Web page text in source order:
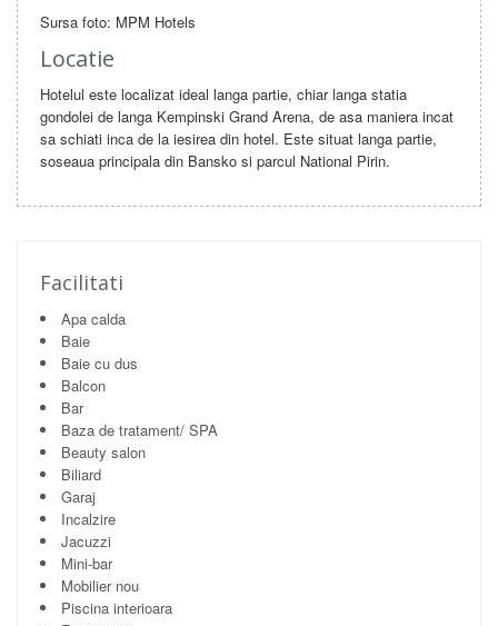
Sursa foto: MPM Hotels
Locatie
Hotelul este localizat ideal langa partie, chiar langa statia
gondolei de langa Kempinski Grand Arena, de asa maniera incat
sa schiati inca de la iesirea din hotel. Este situat langa partie,
soseaua principala din Bansko si parcul National Pirin.
Facilitati
Apa calda
Baie
Baie cu dus
Balcon
Bar
Baza de tratament/ SPA
Beauty salon
Biliard
Garaj
Incalzire
Jacuzzi
Mini-bar
Mobilier nou
Piscina interioara